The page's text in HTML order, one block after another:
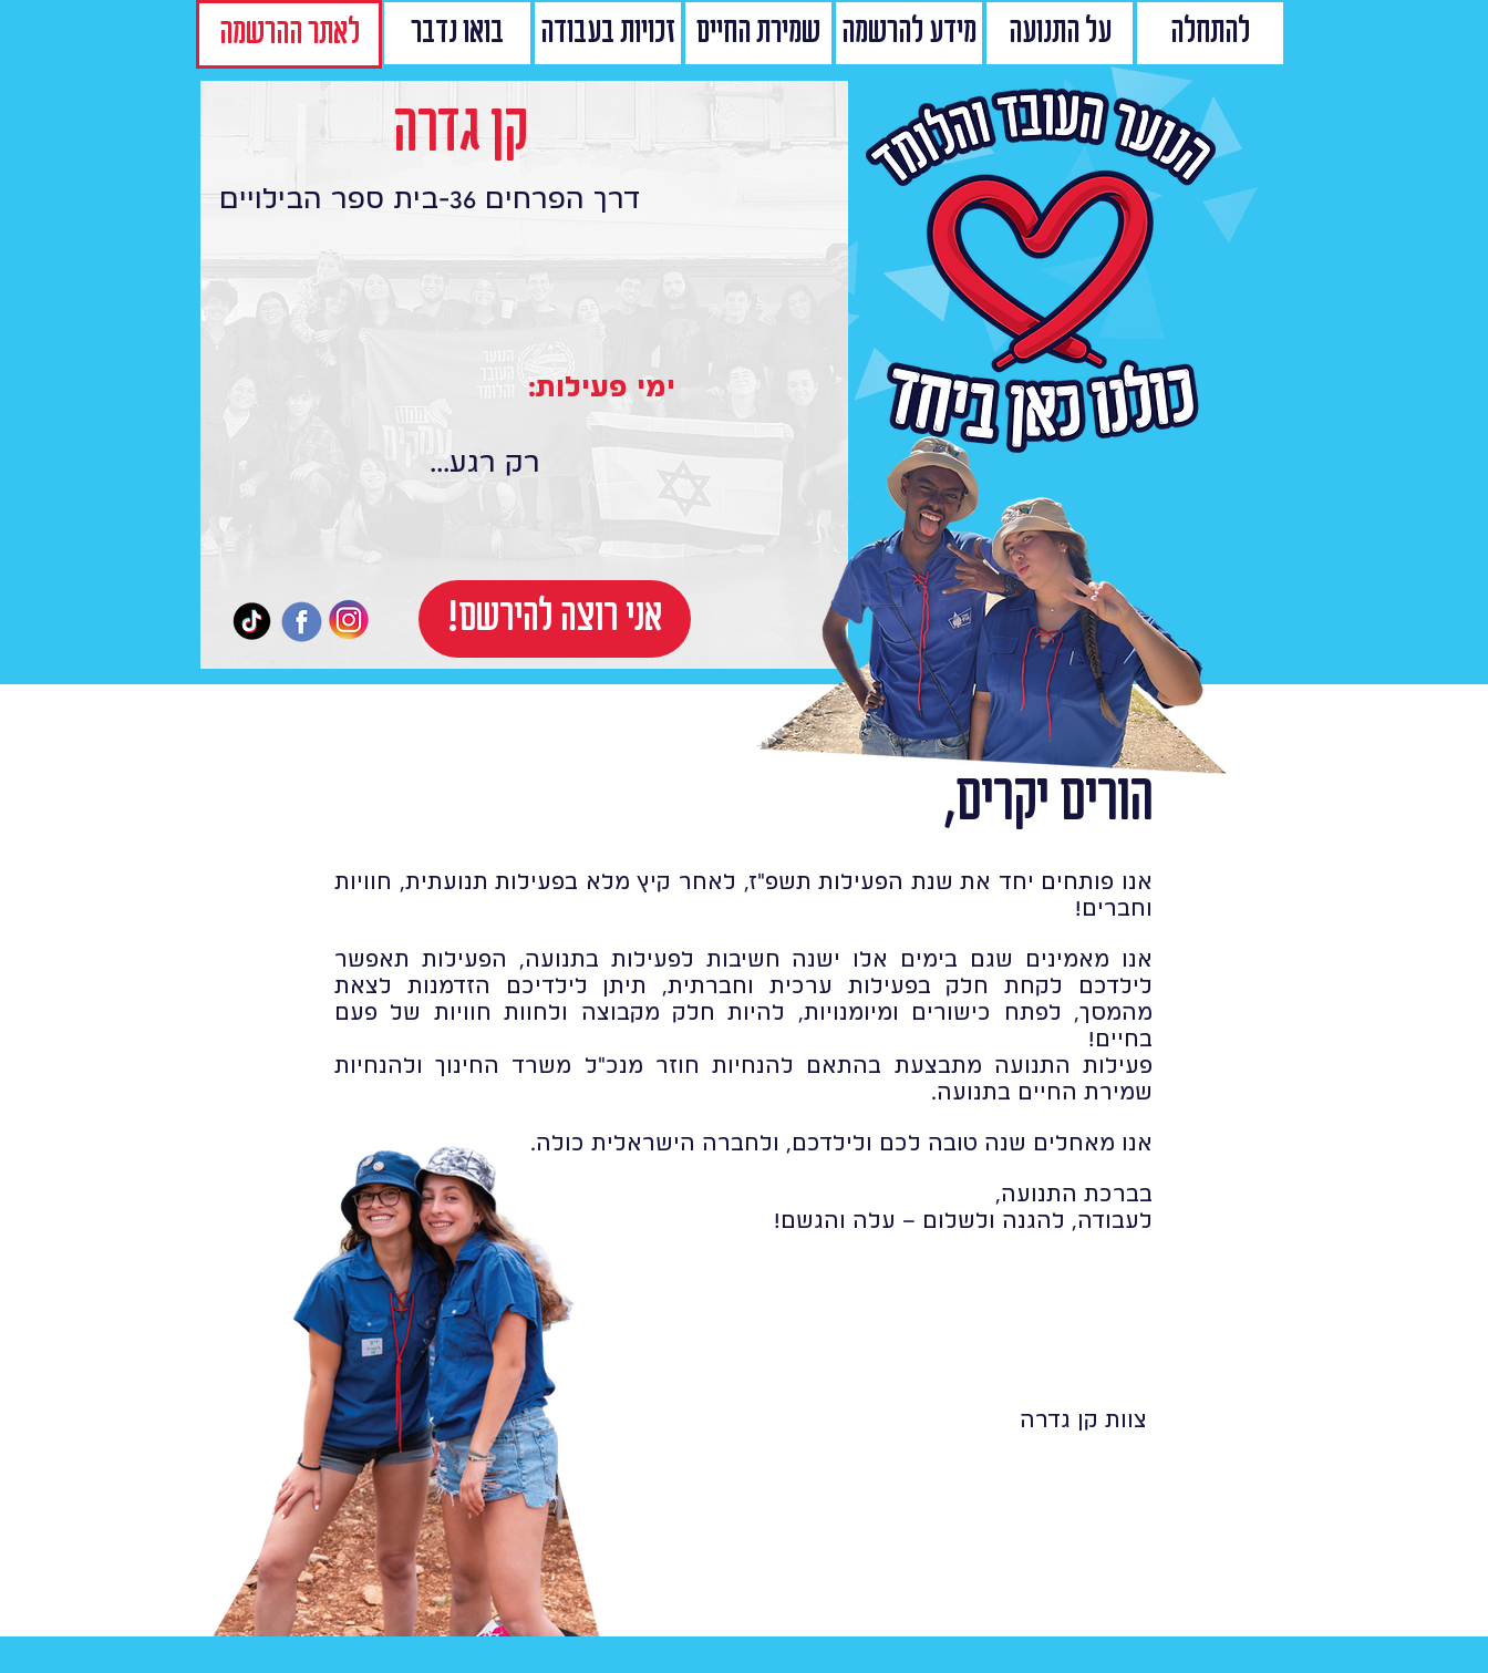
בואו נדבר לאתר ההרשמה זכויות בעבודה שמירת החיים מידע להרשמה על התנועה להתחלה
קן גדרה
ימי פעילות:
רק רגע...
!אני רוצה להירשם
דרך הפרחים 36-בית ספר הבילויים
צוות קן גדרה
אנו פותחים יחד את שנת הפעילות תשפ"ז, לאחר קיץ מלא בפעילות תנועתית, חוויות
וחברים!
אנו מאמינים שגם בימים אלו ישנה חשיבות לפעילות בתנועה, הפעילות תאפשר
לילדכם לקחת חלק בפעילות ערכית וחברתית, תיתן לילדיכם הזדמנות לצאת
מהמסך, לפתח כישורים ומיומנויות, להיות חלק מקבוצה ולחוות חוויות של פעם
בחיים!
פעילות התנועה מתבצעת בהתאם להנחיות חוזר מנכ"ל משרד החינוך ולהנחיות
שמירת החיים בתנועה.
אנו מאחלים שנה טובה לכם ולילדכם, ולחברה הישראלית כולה.
בברכת התנועה,
לעבודה, להגנה ולשלום – עלה והגשם!
הורים יקרים,